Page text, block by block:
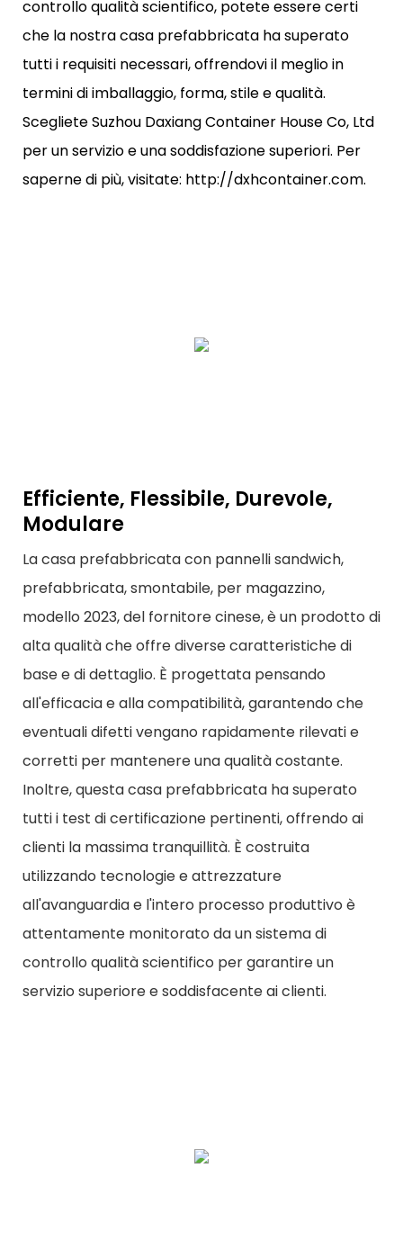
controllo qualità scientifico, potete essere certi
che la nostra casa prefabbricata ha superato
tutti i requisiti necessari, offrendovi il meglio in
termini di imballaggio, forma, stile e qualità.
Scegliete Suzhou Daxiang Container House Co, Ltd
per un servizio e una soddisfazione superiori. Per
saperne di più, visitate: http://dxhcontainer.com.
Efficiente, Flessibile, Durevole,
Modulare
La casa prefabbricata con pannelli sandwich,
prefabbricata, smontabile, per magazzino,
modello 2023, del fornitore cinese, è un prodotto di
alta qualità che offre diverse caratteristiche di
base e di dettaglio. È progettata pensando
all'efficacia e alla compatibilità, garantendo che
eventuali difetti vengano rapidamente rilevati e
corretti per mantenere una qualità costante.
Inoltre, questa casa prefabbricata ha superato
tutti i test di certificazione pertinenti, offrendo ai
clienti la massima tranquillità. È costruita
utilizzando tecnologie e attrezzature
all'avanguardia e l'intero processo produttivo è
attentamente monitorato da un sistema di
controllo qualità scientifico per garantire un
servizio superiore e soddisfacente ai clienti.